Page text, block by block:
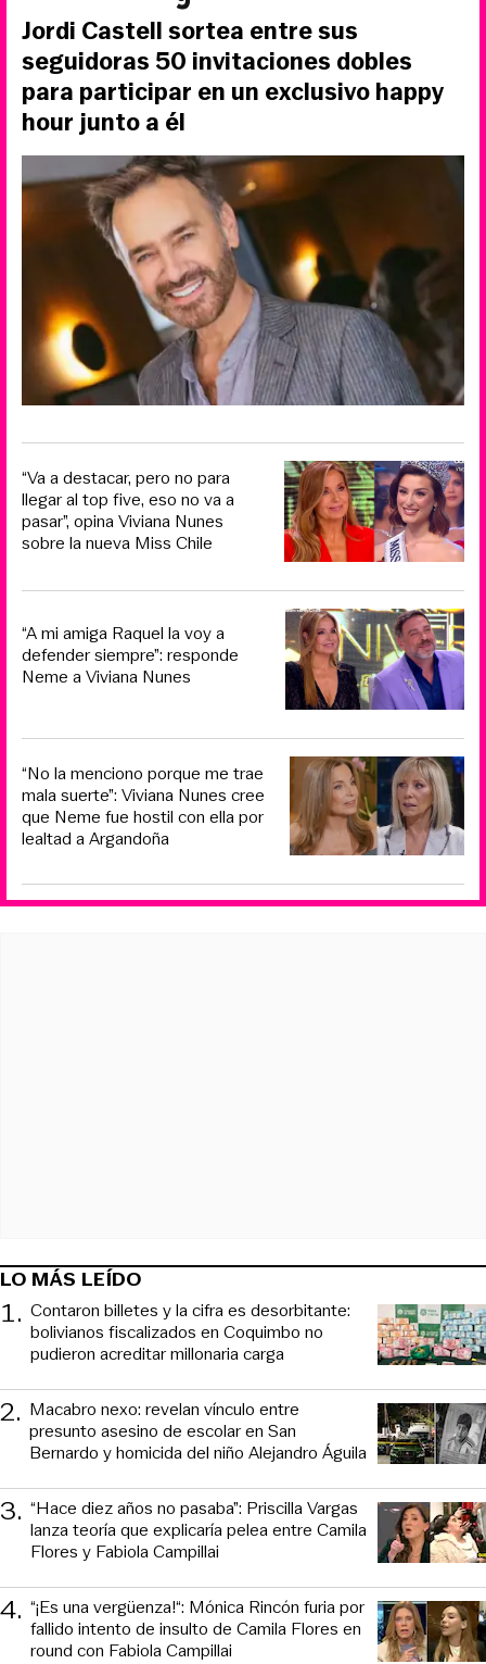
Jordi Castell sortea entre sus
seguidoras 50 invitaciones dobles
para participar en un exclusivo happy
hour junto a él
“Va a destacar, pero no para
llegar al top five, eso no va a
pasar”, opina Viviana Nunes
sobre la nueva Miss Chile
“A mi amiga Raquel la voy a
defender siempre”: responde
Neme a Viviana Nunes
“No la menciono porque me trae
mala suerte”: Viviana Nunes cree
que Neme fue hostil con ella por
lealtad a Argandoña
LO MÁS LEÍDO
1. Contaron billetes y la cifra es desorbitante:
bolivianos fiscalizados en Coquimbo no
pudieron acreditar millonaria carga
2. Macabro nexo: revelan vínculo entre
presunto asesino de escolar en San
Bernardo y homicida del niño Alejandro Águila
3. “Hace diez años no pasaba”: Priscilla Vargas
lanza teoría que explicaría pelea entre Camila
Flores y Fabiola Campillai
4. “¡Es una vergüenza!“: Mónica Rincón furia por
fallido intento de insulto de Camila Flores en
round con Fabiola Campillai